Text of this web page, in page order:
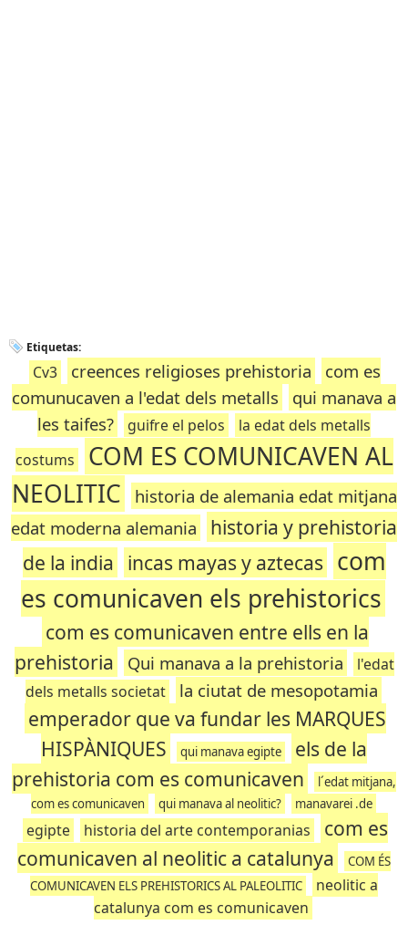
Etiquetas:
Cv3 creences religioses prehistoria
com es
comunucaven a l'edat dels metalls
qui manava a
les taifes?
guifre el pelos
la edat dels metalls
costums
COM ES COMUNICAVEN AL
NEOLITIC
historia de alemania edat mitjana
edat moderna alemania
historia y prehistoria
de la india incas mayas y aztecas com
es comunicaven els prehistorics
com es comunicaven entre ells en la
prehistoria
Qui manava a la prehistoria
l'edat
dels metalls societat
la ciutat de mesopotamia
emperador que va fundar les MARQUES
HISPÀNIQUES
qui manava egipte
els de la
prehistoria com es comunicaven
l´edat mitjana,
com es comunicaven
qui manava al neolitic? manavarei .de
egipte historia del arte contemporanias
com es
comunicaven al neolitic a catalunya
COM ÉS
COMUNICAVEN ELS PREHISTORICS AL PALEOLITIC
neolitic a
catalunya com es comunicaven